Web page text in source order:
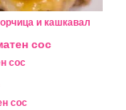
и кашкавал
сос
сос